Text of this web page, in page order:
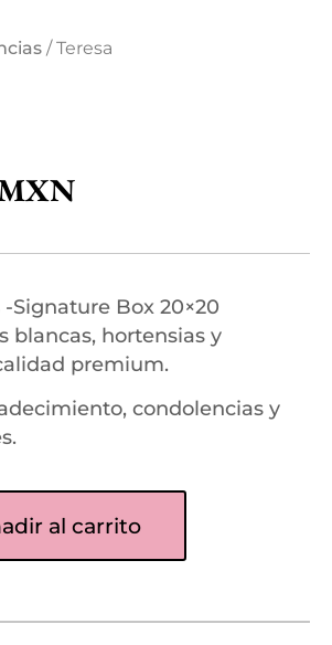
/ Teresa
-Signature Box 20×20
blancas, hortensias y
premium.
condolencias y
al carrito